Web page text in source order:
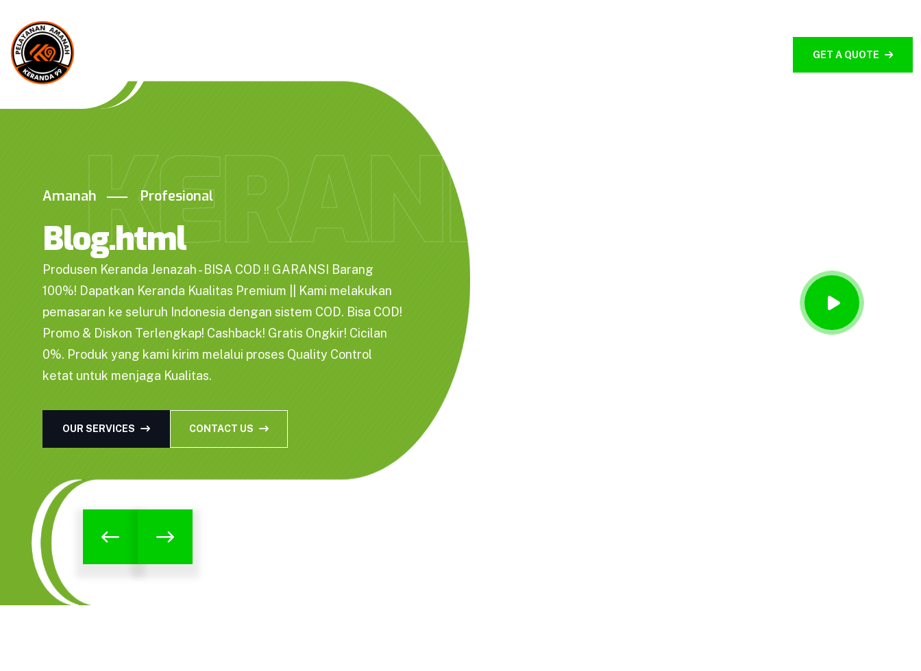
GET A QUOTE
KERANDA 99
Amanah Profesional
Blog.html
Produsen Keranda Jenazah - BISA COD !! GARANSI Barang
100%! Dapatkan Keranda Kualitas Premium || Kami melakukan
pemasaran ke seluruh Indonesia dengan sistem COD. Bisa COD!
Promo & Diskon Terlengkap! Cashback! Gratis Ongkir! Cicilan
0%. Produk yang kami kirim melalui proses Quality Control
ketat untuk menjaga Kualitas.
OUR SERVICES CONTACT US